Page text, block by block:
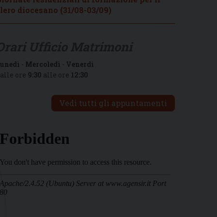
diocesano (31/08-03/09)
- Mercoledì - Venerdì
ore 9:30 alle ore 12:30
Vedi tutti gli appuntamenti